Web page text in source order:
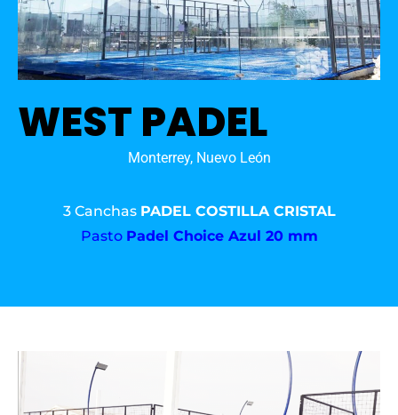
WEST PADEL
Monterrey, Nuevo León
3 Canchas PADEL COSTILLA CRISTAL
Pasto Padel Choice Azul 20 mm